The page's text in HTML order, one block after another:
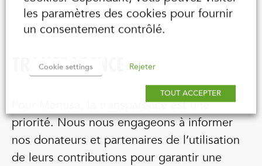
TRANSPARENCE
Pour Memisa, la transparence est une
priorité. Nous nous engageons à informer
nos donateurs et partenaires de l’utilisation
de leurs contributions pour garantir une
les paramètres des cookies pour fournir
un consentement contrôlé.
Cookie settings Rejeter
TOUT ACCEPTER